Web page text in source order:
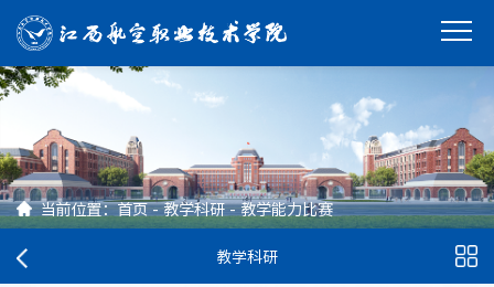
当前位置：首页-教学科研-教学能力比赛
教学科研